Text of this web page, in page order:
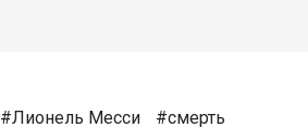
#Лионель Месси #смерть